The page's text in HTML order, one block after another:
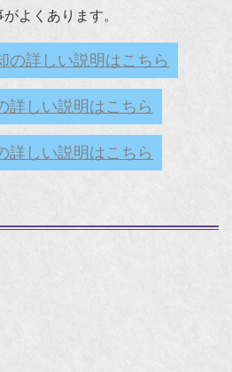
よくあります。
の詳しい説明はこちら
詳しい説明はこちら
詳しい説明はこちら